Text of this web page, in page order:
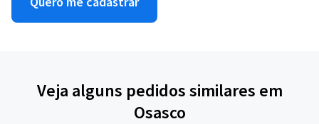
Veja alguns pedidos similares em
Osasco